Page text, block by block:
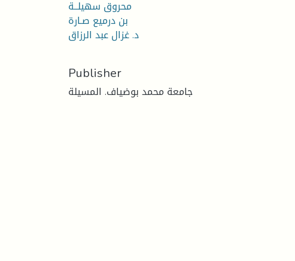
محروق سهيلــة
بن درميع صـارة
د. غزال عبد الرزاق
Publisher
جامعة محمد بوضياف. المسيلة